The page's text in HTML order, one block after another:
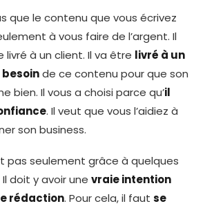
que le contenu que vous écrivez
à vous faire de l’argent. Il
livré à un client. Il va être livré à un
besoinde ce contenu pour que son
bien. Il vous a choisi parce qu’il
. Il veut que vous l’aidiez à
son business.
pas seulement grâce à quelques
doit y avoir une vraie intention
rédaction. Pour cela, il faut se